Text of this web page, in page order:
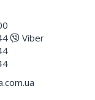
Viber